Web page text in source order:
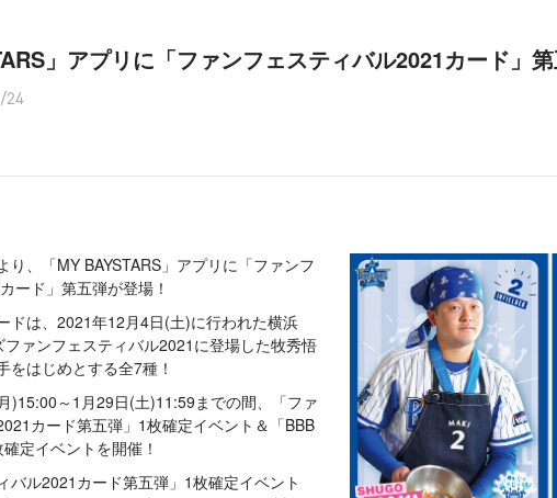
」アプリに「ファンフェスティバル2021カード」
24
り、「MY BAYSTARS」アプリに「ファンフ
ード」第五弾が登場！
ドは、2021年12月4日(土)に行われた横浜
ファンフェスティバル2021に登場した牧秀悟
をはじめとする全7種！
)15:00～1月29日(土)11:59までの間、「ファ
カード第五弾」1枚確定イベント＆「BBB
定イベントを開催！
バル2021カード第五弾」1枚確定イベント